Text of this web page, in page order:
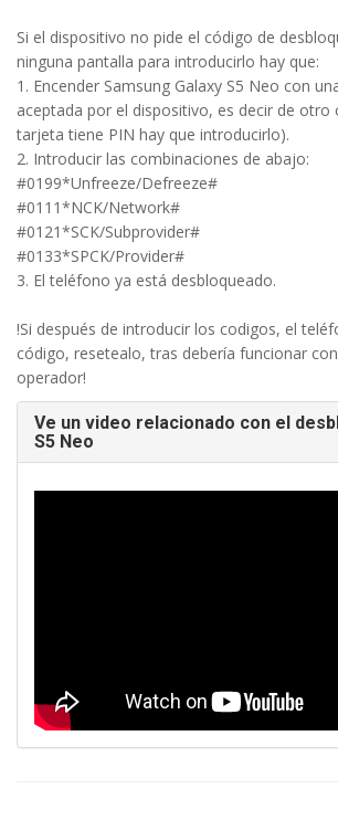
Si el dispositivo no pide el código de
ninguna pantalla para introducirlo hay que:
1. Encender Samsung Galaxy S5 Neo con
aceptada por el dispositivo, es decir de otro
tarjeta tiene PIN hay que introducirlo).
2. Introducir las combinaciones de abajo:
#0199*Unfreeze/Defreeze#
#0111*NCK/Network#
#0121*SCK/Subprovider#
#0133*SPCK/Provider#
3. El teléfono ya está desbloqueado.
!Si después de introducir los codigos, el
código, resetealo, tras debería funcionar
operador!
Ve un video relacionado con el
S5 Neo